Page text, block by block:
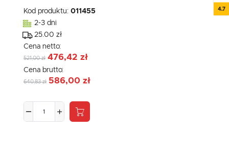
Kod produktu: 011455
2-3 dni
25.00 zł
Cena netto:
521,00 zł 476,42 zł
Cena brutto:
640,83 zł 586,00 zł
4.7